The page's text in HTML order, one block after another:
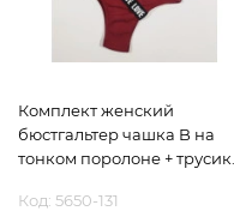
Комплект женский
бюстгальтер чашка B на
тонком поролоне + трусики
Код: 5650-131